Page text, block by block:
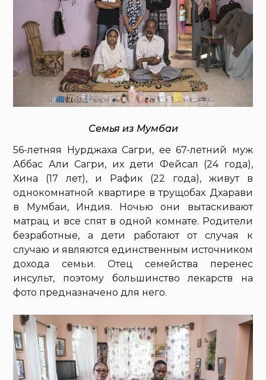
Семья из Мумбаи
56-летняя Нурджаха Сагри, ее 67-летний муж
Аббас Али Сагри, их дети Фейсал (24 года),
Хина (17 лет), и Рафик (22 года), живут в
однокомнатной квартире в трущобах Дхарави
в Мумбаи, Индия. Ночью они вытаскивают
матрац и все спят в одной комнате. Родители
безработные, а дети работают от случая к
случаю и являются единственным источником
дохода семьи. Отец семейства перенес
инсульт, поэтому большинство лекарств на
фото предназначено для него.